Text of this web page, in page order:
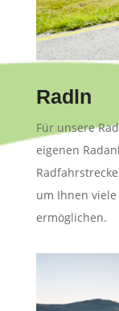
Radln
Für unsere
eigenen
um Ihnen
ermöglichen.